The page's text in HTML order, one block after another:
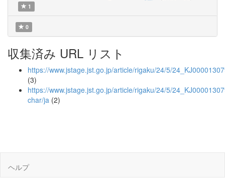
1
0
収集済み URL リスト
https://www.jstage.jst.go.jp/article/rigaku/24/5/
(3)
https://www.jstage.jst.go.jp/article/rigaku/24/5/
char/ja (2)
ヘルプ